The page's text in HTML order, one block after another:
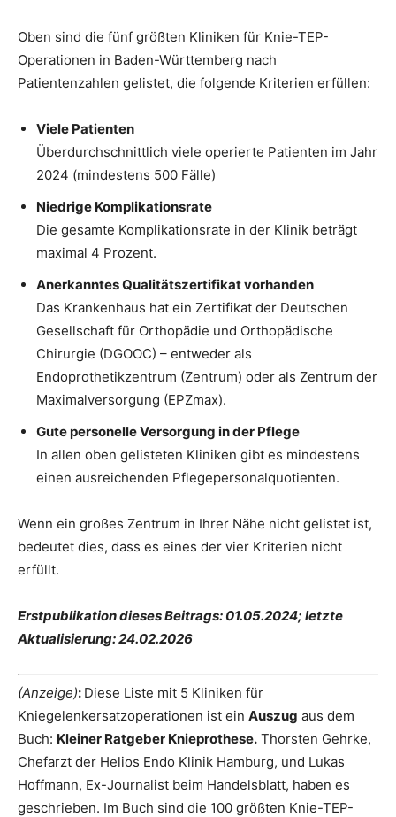
Oben sind die fünf größten Kliniken für Knie-TEP-
Operationen in Baden-Württemberg nach
Patientenzahlen gelistet, die folgende Kriterien erfüllen:
Viele Patienten
Überdurchschnittlich viele operierte Patienten im Jahr
2024 (mindestens 500 Fälle)
Niedrige Komplikationsrate
Die gesamte Komplikationsrate in der Klinik beträgt
maximal 4 Prozent.
Anerkanntes Qualitätszertifikat vorhanden
Das Krankenhaus hat ein Zertifikat der Deutschen
Gesellschaft für Orthopädie und Orthopädische
Chirurgie (DGOOC) – entweder als
Endoprothetikzentrum (Zentrum) oder als Zentrum der
Maximalversorgung (EPZmax).
Gute personelle Versorgung in der Pflege
In allen oben gelisteten Kliniken gibt es mindestens
einen ausreichenden Pflegepersonalquotienten.
Wenn ein großes Zentrum in Ihrer Nähe nicht gelistet ist,
bedeutet dies, dass es eines der vier Kriterien nicht
erfüllt.
Erstpublikation dieses Beitrags: 01.05.2024; letzte
Aktualisierung: 24.02.2026
(Anzeige): Diese Liste mit 5 Kliniken für
Kniegelenkersatzoperationen ist ein Auszug aus dem
Buch: Kleiner Ratgeber Knieprothese. Thorsten Gehrke,
Chefarzt der Helios Endo Klinik Hamburg, und Lukas
Hoffmann, Ex-Journalist beim Handelsblatt, haben es
geschrieben. Im Buch sind die 100 größten Knie-TEP-